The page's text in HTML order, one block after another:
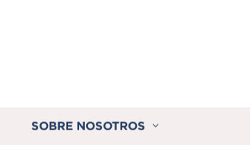
SOBRE NOSOTROS